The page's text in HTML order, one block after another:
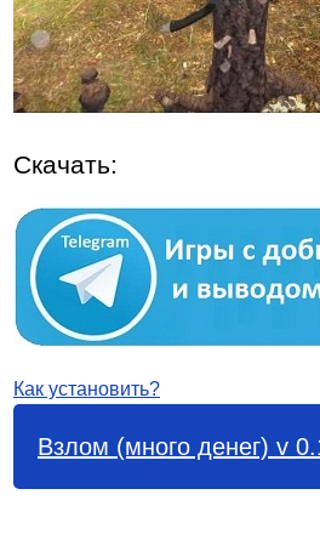
Скачать:
Как установить?
Взлом (много денег) v